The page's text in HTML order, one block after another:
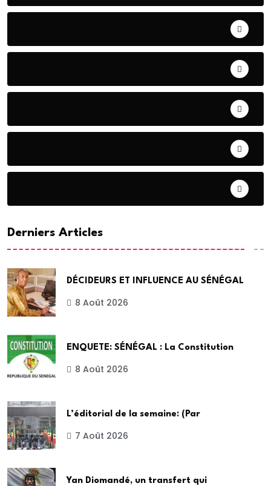
Derniers Articles
DÉCIDEURS ET INFLUENCE AU SÉNÉGAL
8 Août 2026
ENQUETE: SÉNÉGAL : La Constitution
8 Août 2026
L’éditorial de la semaine: (Par
7 Août 2026
Yan Diomandé, un transfert qui